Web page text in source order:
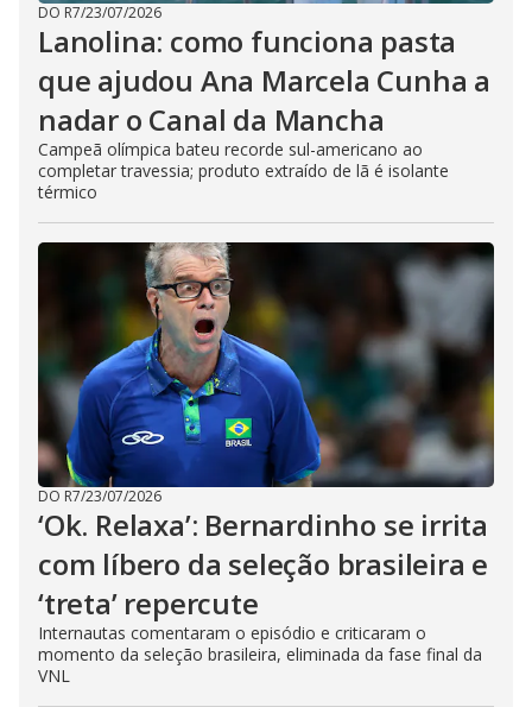
DO R7/23/07/2026
Lanolina: como funciona pasta
que ajudou Ana Marcela Cunha a
nadar o Canal da Mancha
Campeã olímpica bateu recorde sul-americano ao
completar travessia; produto extraído de lã é isolante
térmico
DO R7/23/07/2026
‘Ok. Relaxa’: Bernardinho se irrita
com líbero da seleção brasileira e
‘treta’ repercute
Internautas comentaram o episódio e criticaram o
momento da seleção brasileira, eliminada da fase final da
VNL